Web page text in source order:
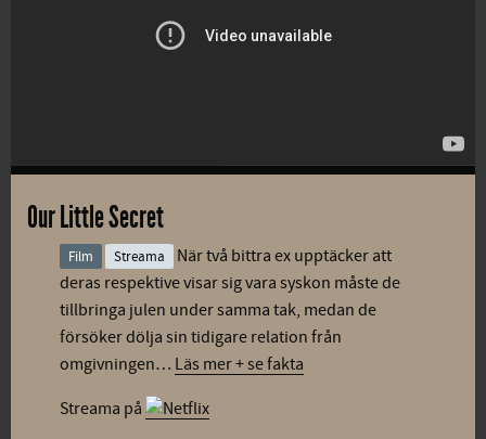
Our Little Secret
Film Streama
När två bittra ex upptäcker att
deras respektive visar sig vara syskon måste de
tillbringa julen under samma tak, medan de
försöker dölja sin tidigare relation från
omgivningen… Läs mer + se fakta
Streama på